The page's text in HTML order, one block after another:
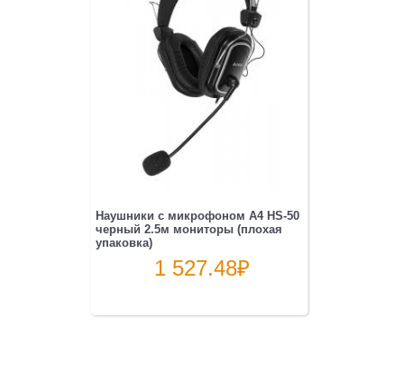
Наушники с микрофоном A4 HS-50
черный 2.5м мониторы (плохая
упаковка)
1 527.48₽